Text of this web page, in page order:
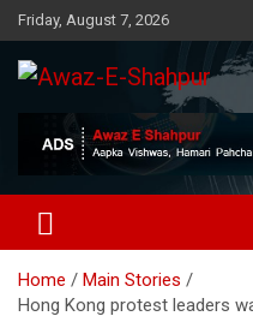
Skip
to
content
Friday, August 7, 2026
Awaz-E-
Home
Main Stories
Hong Kong protest leaders